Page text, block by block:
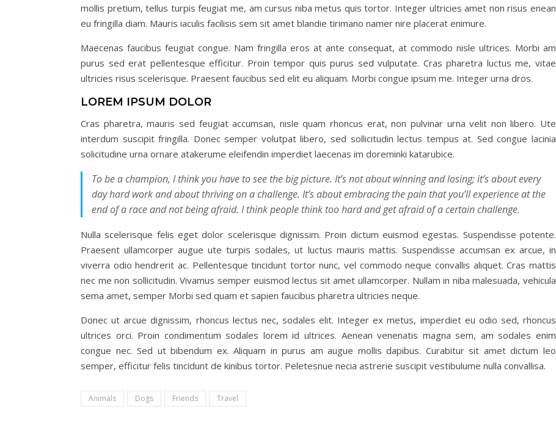
mollis pretium, tellus turpis feugiat me, am cursus niba metus quis tortor. Integer ultricies amet non risus enean
eu fringilla diam. Mauris iaculis facilisis sem sit amet blandie tirimano namer nire placerat enimure.
Maecenas faucibus feugiat congue. Nam fringilla eros at ante consequat, at commodo nisle ultrices. Morbi am
purus sed erat pellentesque efficitur. Proin tempor quis purus sed vulputate. Cras pharetra luctus me, vitae
ultricies risus scelerisque. Praesent faucibus sed elit eu aliquam. Morbi congue ipsum me. Integer urna dros.
LOREM IPSUM DOLOR
Cras pharetra, mauris sed feugiat accumsan, nisle quam rhoncus erat, non pulvinar urna velit non libero. Ute
interdum suscipit fringilla. Donec semper volutpat libero, sed sollicitudin lectus tempus at. Sed congue lacinia
solicitudine urna ornare atakerume eleifendin imperdiet laecenas im doreminki katarubice.
To be a champion, I think you have to see the big picture. It’s not about winning and losing; it’s about every
day hard work and about thriving on a challenge. It’s about embracing the pain that you’ll experience at the
end of a race and not being afraid. I think people think too hard and get afraid of a certain challenge.
Nulla scelerisque felis eget dolor scelerisque dignissim. Proin dictum euismod egestas. Suspendisse potente.
Praesent ullamcorper augue ute turpis sodales, ut luctus mauris mattis. Suspendisse accumsan ex arcue, in
viverra odio hendrerit ac. Pellentesque tincidunt tortor nunc, vel commodo neque convallis aliquet. Cras mattis
nec me non sollicitudin. Vivamus semper euismod lectus sit amet ullamcorper. Nullam in niba malesuada, vehicula
sema amet, semper Morbi sed quam et sapien faucibus pharetra ultricies neque.
Donec ut arcue dignissim, rhoncus lectus nec, sodales elit. Integer ex metus, imperdiet eu odio sed, rhoncus
ultrices orci. Proin condimentum sodales lorem id ultrices. Aenean venenatis magna sem, am sodales enim
congue nec. Sed ut bibendum ex. Aliquam in purus am augue mollis dapibus. Curabitur sit amet dictum leo
semper, efficitur felis tincidunt de kinibus tortor. Peletesnue necia astrerie suscipit vestibulume nulla convallisa.
Animals Dogs Friends Travel